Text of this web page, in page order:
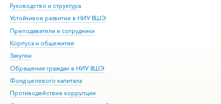
Руководство и структура
Устойчивое развитие в НИУ ВШЭ
Преподаватели и сотрудники
Корпуса и общежития
Закупки
Обращения граждан в НИУ ВШЭ
Фонд целевого капитала
Противодействие коррупции